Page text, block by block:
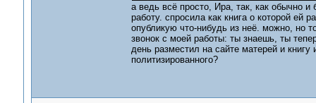
а ведь всё просто, Ира, так, как обычно
работу. спросила как книга о которой ей
опубликую что-нибудь из неё. можно, но
звонок с моей работы: ты знаешь, ты
день разместил на сайте матерей и
политизированного?